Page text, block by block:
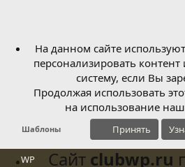
Шаблоны
WP
На данном сайте
персонализировать
систему, если Вы
Продолжая использовать
на использование
Принять
Сайт clubwp.ru